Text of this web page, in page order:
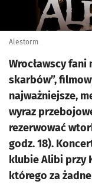
Alestorm
Wrocławscy
skarbów”,
najważniejsze,
wyraz
rezerwować
godz. 18).
klubie Alibi przy
którego za